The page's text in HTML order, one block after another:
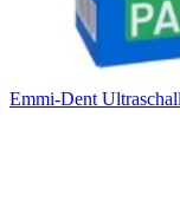
Emmi-Dent